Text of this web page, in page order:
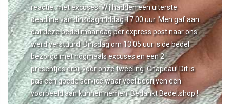
reactie, met excuses. Wij hadden een uiterste
deadline van dinsdagmiddag 17.00 uur. Men gaf aan
dat deze bedel maandag per express post naar ons
werd verstuurd. Dinsdag om 13.05 uur is de bedel
bezorgd met nogmaals excuses en een 2
presentjes erbij voor onze tweeling. Chapeau! Dit is
pas een goede service waar veel bedrijven een
voorbeeld aan kunnen nemen. Bedankt Bedel.shop !